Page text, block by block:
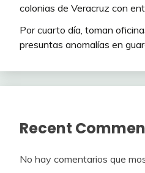
colonias de Veracruz con
Por cuarto día, toman
presuntas anomalías en
Recent
No hay comentarios que